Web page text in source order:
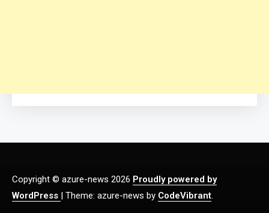
Copyright © azure-news 2026 Proudly powered by
WordPress | Theme: azure-news by CodeVibrant.